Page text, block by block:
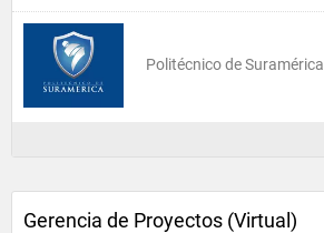
Politécnico de Suramérica
Gerencia de Proyectos (Virtual)